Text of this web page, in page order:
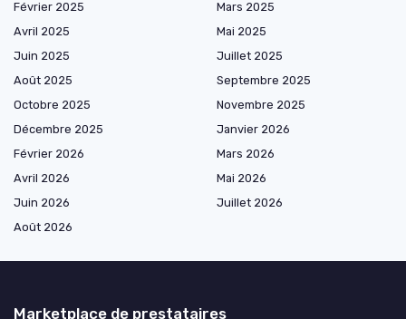
Février 2025
Mars 2025
Avril 2025
Mai 2025
Juin 2025
Juillet 2025
Août 2025
Septembre 2025
Octobre 2025
Novembre 2025
Décembre 2025
Janvier 2026
Février 2026
Mars 2026
Avril 2026
Mai 2026
Juin 2026
Juillet 2026
Août 2026
Marketplace de prestataires